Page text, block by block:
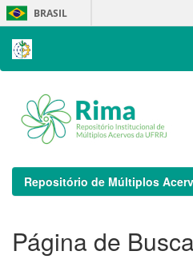
Skip
navigation
BRASIL
Repositório de Múltiplos
Página de Busca